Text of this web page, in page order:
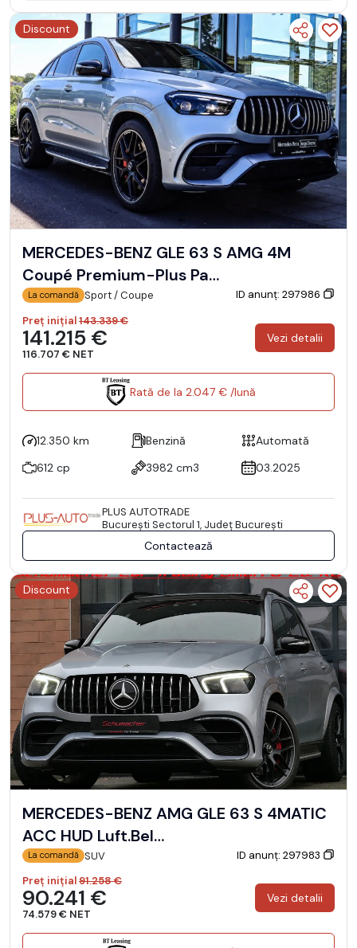
Discount
MERCEDES-BENZ GLE 63 S AMG 4M
Coupé Premium-Plus Pa…
La comandă Sport / Coupe
ID anunț: 297986
Preț inițial143.339 €
141.215 €
116.707 € NET
Vezi detalii
Rată de la 2.047 € /lună
12.350 km Benzină
Automată
612 cp
3982 cm3 03.2025
PLUS AUTOTRADE
Bucureşti Sectorul 1, Județ București
Contactează
Discount
MERCEDES-BENZ AMG GLE 63 S 4MATIC
ACC HUD Luft.Bel…
La comandă SUV
ID anunț: 297983
Preț inițial91.258 €
90.241 €
74.579 € NET
Vezi detalii